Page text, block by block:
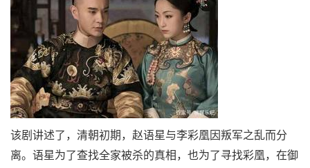
该剧讲述了，清朝初期，赵语星与李彩凰因叛军之乱而分
离。语星为了查找全家被杀的真相，也为了寻找彩凰，在御